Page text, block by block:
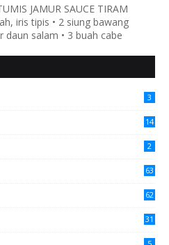
JAMUR SAUCE TIRAM
iris tipis • 2 siung bawang
daun salam • 3 buah cabe
3
14
2
63
62
31